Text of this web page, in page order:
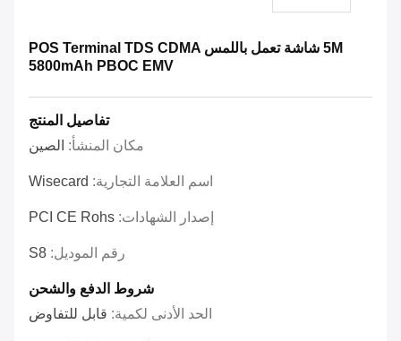
5M شاشة تعمل باللمس POS Terminal TDS CDMA
5800mAh PBOC EMV
تفاصيل المنتج
مكان المنشأ: الصين
اسم العلامة التجارية: Wisecard
إصدار الشهادات: PCI CE Rohs
رقم الموديل: S8
شروط الدفع والشحن
الحد الأدنى لكمية: قابل للتفاوض